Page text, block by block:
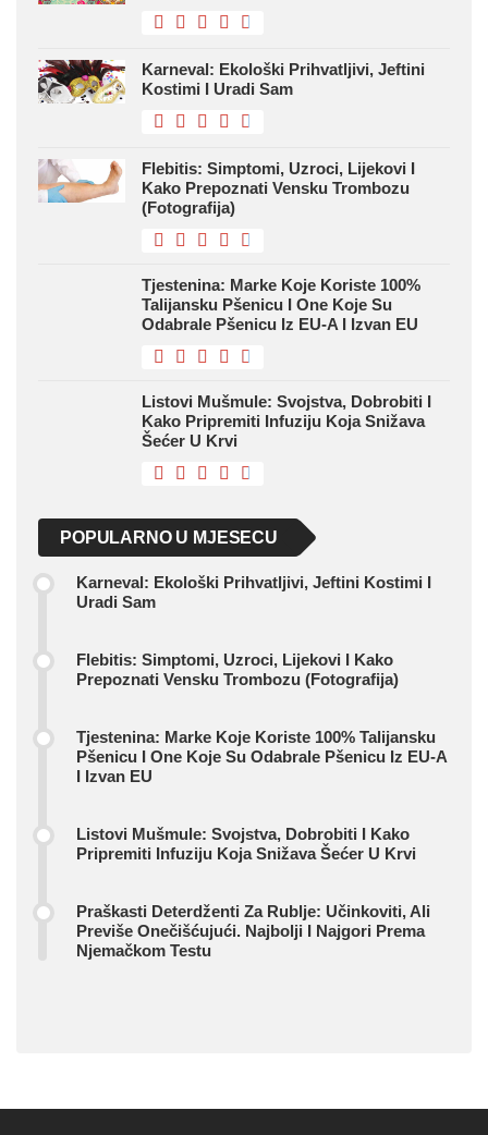
Karneval: Ekološki Prihvatljivi, Jeftini
Kostimi I Uradi Sam
Flebitis: Simptomi, Uzroci, Lijekovi I
Kako Prepoznati Vensku Trombozu
(fotografija)
Tjestenina: Marke Koje Koriste 100%
Talijansku Pšenicu I One Koje Su
Odabrale Pšenicu Iz EU-A I Izvan EU
Listovi Mušmule: Svojstva, Dobrobiti I
Kako Pripremiti Infuziju Koja Snižava
Šećer U Krvi
POPULARNO U MJESECU
Karneval: Ekološki Prihvatljivi, Jeftini Kostimi I
Uradi Sam
Flebitis: Simptomi, Uzroci, Lijekovi I Kako
Prepoznati Vensku Trombozu (fotografija)
Tjestenina: Marke Koje Koriste 100% Talijansku
Pšenicu I One Koje Su Odabrale Pšenicu Iz EU-A
I Izvan EU
Listovi Mušmule: Svojstva, Dobrobiti I Kako
Pripremiti Infuziju Koja Snižava Šećer U Krvi
Praškasti Deterdženti Za Rublje: Učinkoviti, Ali
Previše Onečišćujući. Najbolji I Najgori Prema
Njemačkom Testu